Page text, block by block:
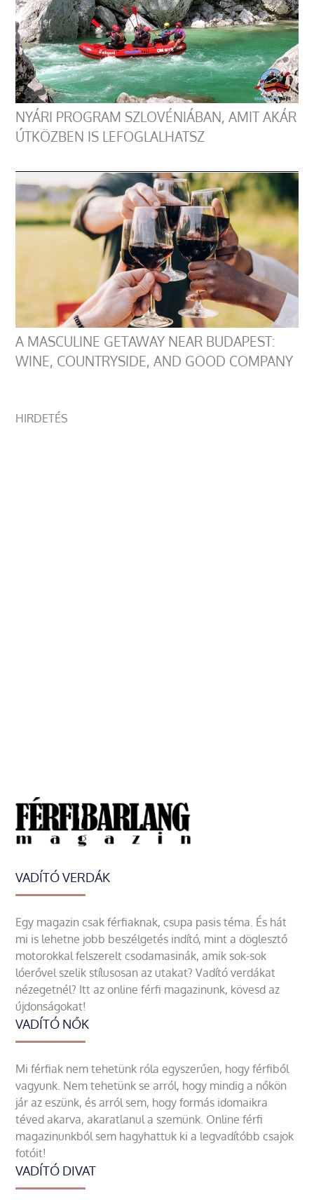
NYÁRI PROGRAM SZLOVÉNIÁBAN, AMIT AKÁR
ÚTKÖZBEN IS LEFOGLALHATSZ
A MASCULINE GETAWAY NEAR BUDAPEST:
WINE, COUNTRYSIDE, AND GOOD COMPANY
HIRDETÉS
VADÍTÓ VERDÁK
Egy magazin csak férfiaknak, csupa pasis téma. És hát
mi is lehetne jobb beszélgetés indító, mint a döglesztő
motorokkal felszerelt csodamasinák, amik sok-sok
lóerővel szelik stílusosan az utakat? Vadító verdákat
nézegetnél? Itt az online férfi magazinunk, kövesd az
újdonságokat!
VADÍTÓ NŐK
Mi férfiak nem tehetünk róla egyszerűen, hogy férfiből
vagyunk. Nem tehetünk se arról, hogy mindig a nőkön
jár az eszünk, és arról sem, hogy formás idomaikra
téved akarva, akaratlanul a szemünk. Online férfi
magazinunkból sem hagyhattuk ki a legvadítóbb csajok
fotóit!
VADÍTÓ DIVAT